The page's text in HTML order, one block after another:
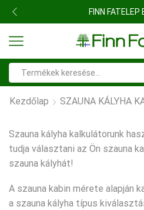
FINN FATELEP
Kezdőlap SZAUNA KÁLYHA
Szauna kályha kalkulátorunk
tudja választani az Ön szauna
szauna kályhát!
A szauna kabin mérete alapján
a szauna kályha típus